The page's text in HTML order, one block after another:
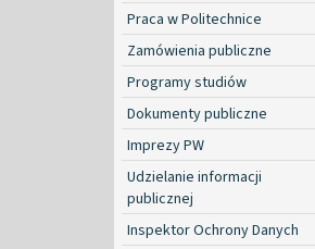
Praca w Politechnice
Zamówienia publiczne
Programy studiów
Dokumenty publiczne
Imprezy PW
Udzielanie informacji
publicznej
Inspektor Ochrony Danych